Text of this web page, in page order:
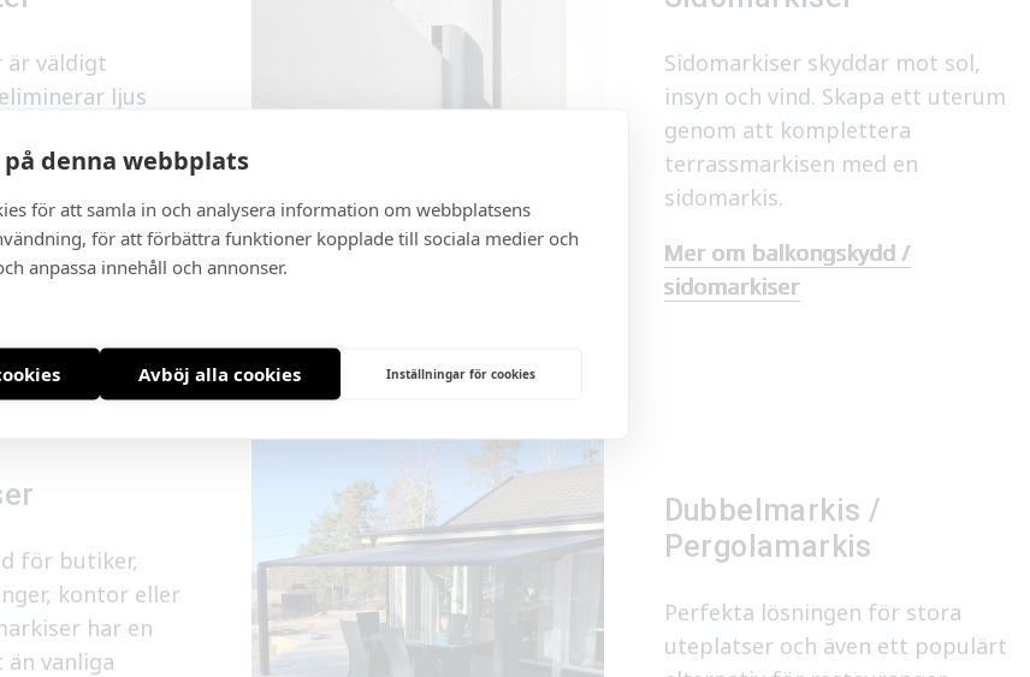
på denna webbplats
för att samla in och analysera information om webbplatsens
för att förbättra funktioner kopplade till sociala medier och
anpassa innehåll och annonser.
Avböj alla cookies Inställningar för cookies
är väldigt
ljus
markis för
/
Sidomarkiser skyddar mot sol,
insyn och vind. Skapa ett uterum
genom att komplettera
terrassmarkisen med en
sidomarkis.
Mer om balkongskydd /
sidomarkiser
för butiker,
kontor eller
har en
vanliga
Dubbelmarkis /
Pergolamarkis
Perfekta lösningen för stora
uteplatser och även ett populärt